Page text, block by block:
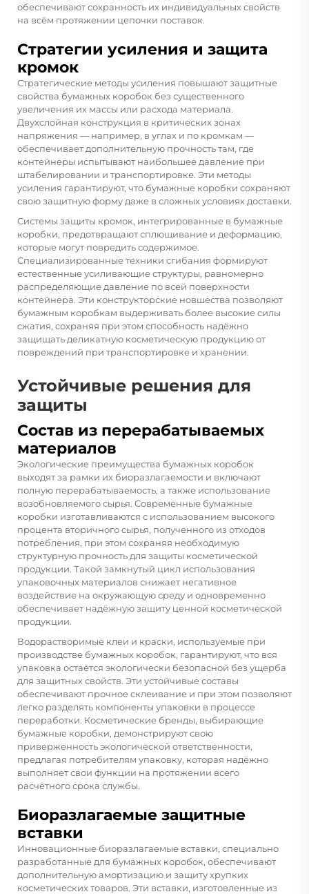
обеспечивают сохранность их индивидуальных свойств
на всём протяжении цепочки поставок.
Стратегии усиления и защита
кромок
Стратегические методы усиления повышают защитные
свойства бумажных коробок без существенного
увеличения их массы или расхода материала.
Двухслойная конструкция в критических зонах
напряжения — например, в углах и по кромкам —
обеспечивает дополнительную прочность там, где
контейнеры испытывают наибольшее давление при
штабелировании и транспортировке. Эти методы
усиления гарантируют, что бумажные коробки сохраняют
свою защитную форму даже в сложных условиях доставки.
Системы защиты кромок, интегрированные в бумажные
коробки, предотвращают сплющивание и деформацию,
которые могут повредить содержимое.
Специализированные техники сгибания формируют
естественные усиливающие структуры, равномерно
распределяющие давление по всей поверхности
контейнера. Эти конструкторские новшества позволяют
бумажным коробкам выдерживать более высокие силы
сжатия, сохраняя при этом способность надёжно
защищать деликатную косметическую продукцию от
повреждений при транспортировке и хранении.
Устойчивые решения для
защиты
Состав из перерабатываемых
материалов
Экологические преимущества бумажных коробок
выходят за рамки их биоразлагаемости и включают
полную перерабатываемость, а также использование
возобновляемого сырья. Современные бумажные
коробки изготавливаются с использованием высокого
процента вторичного сырья, полученного из отходов
потребления, при этом сохраняя необходимую
структурную прочность для защиты косметической
продукции. Такой замкнутый цикл использования
упаковочных материалов снижает негативное
воздействие на окружающую среду и одновременно
обеспечивает надёжную защиту ценной косметической
продукции.
Водорастворимые клеи и краски, используемые при
производстве бумажных коробок, гарантируют, что вся
упаковка остаётся экологически безопасной без ущерба
для защитных свойств. Эти устойчивые составы
обеспечивают прочное склеивание и при этом позволяют
легко разделять компоненты упаковки в процессе
переработки. Косметические бренды, выбирающие
бумажные коробки, демонстрируют свою
приверженность экологической ответственности,
предлагая потребителям упаковку, которая надёжно
выполняет свои функции на протяжении всего
расчётного срока службы.
Биоразлагаемые защитные
вставки
Инновационные биоразлагаемые вставки, специально
разработанные для бумажных коробок, обеспечивают
дополнительную амортизацию и защиту хрупких
косметических товаров. Эти вставки, изготовленные из